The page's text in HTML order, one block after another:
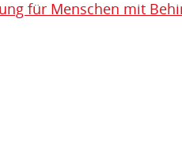
für Menschen mit